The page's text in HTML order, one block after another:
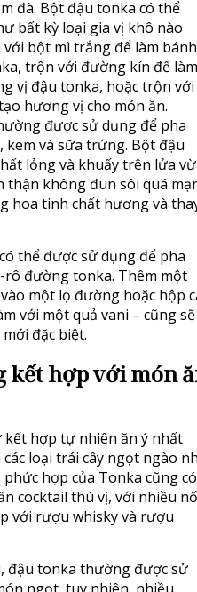
đà. Bột đậu tonka có thể
bất kỳ loại gia vị khô nào
bột mì trắng để làm bánh
trộn với đường kín để làm
vị đậu tonka, hoặc trộn với
hương vị cho món ăn.
được sử dụng để pha
kem và sữa trứng. Bột đậu
lỏng và khuấy trên lửa
thận không đun sôi quá
hoa tinh chất hương và
thể được sử dụng để pha
rô đường tonka. Thêm một
một lọ đường hoặc hộp
với một quả vani – cũng sẽ
đặc biệt.
hợp với món
hợp tự nhiên ăn ý nhất
loại trái cây ngọt ngào
hợp của Tonka cũng có
cocktail thú vị, với nhiều
với rượu whisky và rượu
đậu tonka thường được sử